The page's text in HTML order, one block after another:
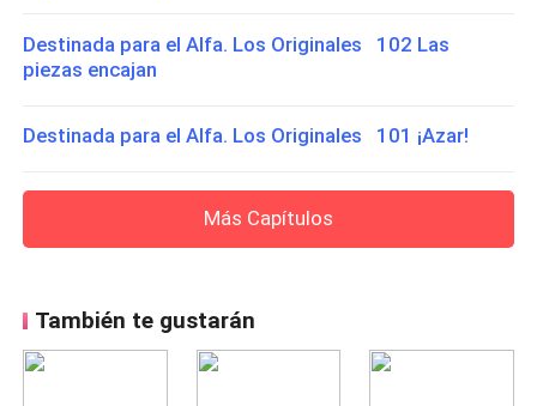
Destinada para el Alfa. Los Originales 102 Las
piezas encajan
Destinada para el Alfa. Los Originales 101 ¡Azar!
Más Capítulos
También te gustarán